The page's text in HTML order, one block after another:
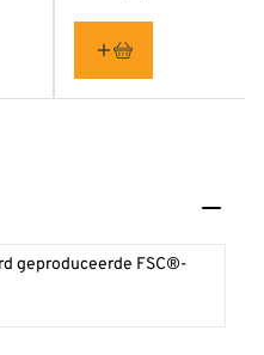
geproduceerde FSC®-